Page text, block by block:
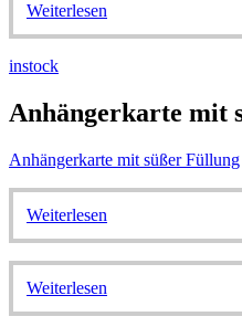
Weiterlesen
instock
Anhängerkarte mit
Anhängerkarte mit süßer Füllung
Weiterlesen
Weiterlesen